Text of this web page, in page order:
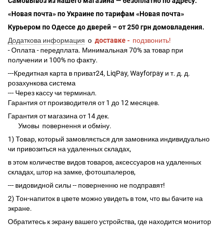
«Новая почта» по Украине по тарифам «Новая почта»
Курьером по Одессе до дверей – от 250 грн домовладения.
Додаткова информация о доставке - подзвонить!
- Оплата - передплата. Минимальная 70% за товар при
получении и 100% по факту.
---Кредитная карта в приват24, LiqPay, Wayforpay и т. д. д.
розахункова система
--- Через кассу чи терминал.
Гарантия от производителя от 1 до 12 месяцев.
Гарантия от магазина от 14 дек.
Умовы повернення и обміну.
1) Товар, который замовляється для замовника индивидуально
чи привозиться на удаленных складах,
в этом количестве видов товаров, аксессуаров на удаленных
складах, штор на замке, фотошпалеров,
--- видовидной силы -- поверненню не подправят!
2) Тон-напиток в цвете можно увидеть в том, что вы бачите на
экране.
Обратитесь к экрану вашего устройства, где находится монитор